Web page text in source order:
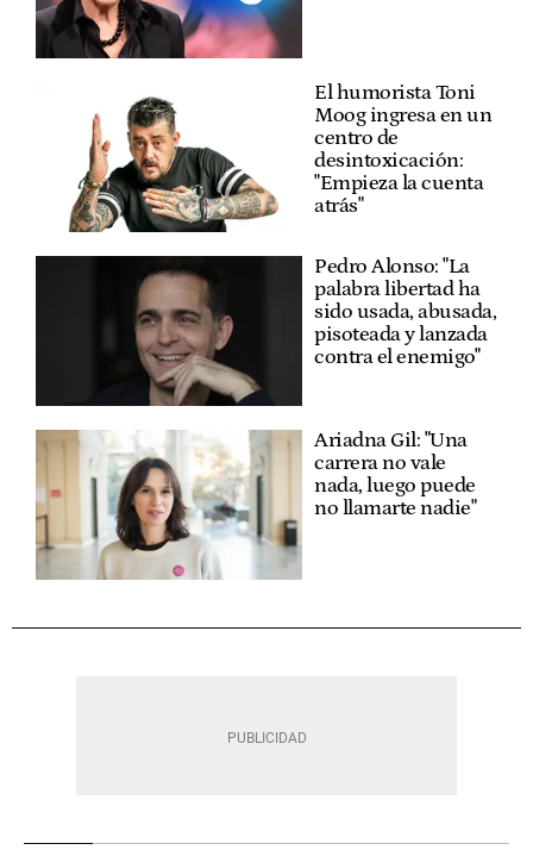
El humorista Toni
Moog ingresa en un
centro de
desintoxicación:
"Empieza la cuenta
atrás"
Pedro Alonso: "La
palabra libertad ha
sido usada, abusada,
pisoteada y lanzada
contra el enemigo"
Ariadna Gil: "Una
carrera no vale
nada, luego puede
no llamarte nadie"